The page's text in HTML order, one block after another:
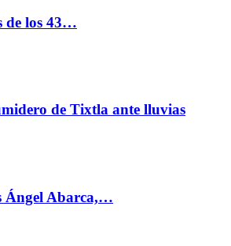
de los 43…
de Tixtla ante lluvias
Ángel Abarca,…